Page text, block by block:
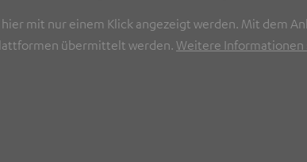
mit nur einem Klick angezeigt werden. Mit dem
übermittelt werden. Weitere Informationen